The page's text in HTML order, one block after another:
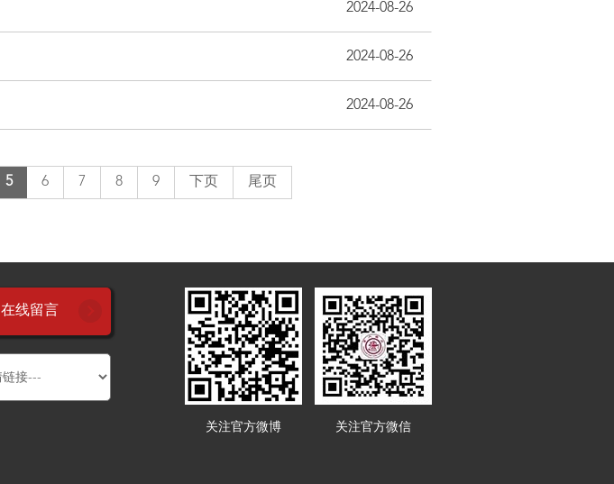
2024-08-26
2024-08-26
2024-08-26
5 6 7 8 9 下页 尾页
在线留言
关注官方微博 关注官方微信